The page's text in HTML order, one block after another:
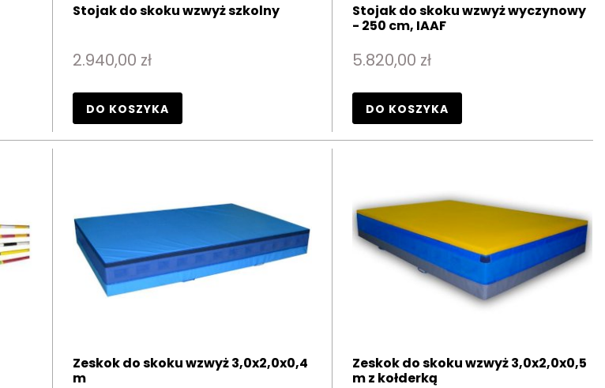
Stojak do skoku wzwyż szkolny
2.940,00 zł
DO KOSZYKA
Stojak do skoku wzwyż wyczynowy
- 250 cm, IAAF
5.820,00 zł
DO KOSZYKA
Zeskok do skoku wzwyż 3,0x2,0x0,4
m
Zeskok do skoku wzwyż 3,0x2,0x0,5
m z kołderką